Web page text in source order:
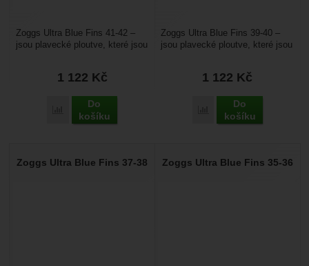
1 122 Kč
Přidat 'Zoggs Ultra Blue Fins 41-42' k porovnání
Do
košíku
Zoggs Ultra Blue Fins 41-42 –
jsou plavecké ploutve, které jsou
1 122 Kč
Přidat 'Zoggs Ultra
Do
košíku
Zoggs Ultra Blue Fins 39-40 –
jsou plavecké ploutve, které jsou
Zoggs Ultra Blue Fins 37-38 Zoggs Ultra Blue Fins 35-36